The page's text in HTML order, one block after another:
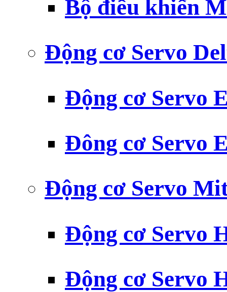
Bộ điều khiển
Động cơ Servo
Động cơ Servo
Đông cơ Servo
Động cơ Servo
Động cơ Servo
Động cơ Servo